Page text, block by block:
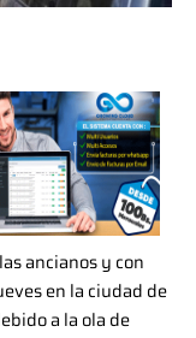
ancianos y con
en la ciudad de
a la ola de